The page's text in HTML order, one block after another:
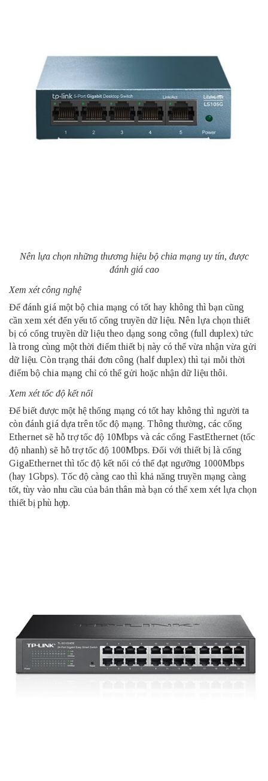
Nên lựa chọn những thương hiệu bộ chia mạng uy tín, được
đánh giá cao
Xem xét công nghệ
Để đánh giá một bộ chia mạng có tốt hay không thì bạn cũng
cần xem xét đến yếu tố cổng truyền dữ liệu. Nên lựa chọn thiết
bị có cổng truyền dữ liệu theo dạng song công (full duplex) tức
là trong cùng một thời điểm thiết bị này có thể vừa nhận vừa gửi
dữ liệu. Còn trạng thái đơn công (half duplex) thì tại mỗi thời
điểm bộ chia mạng chỉ có thể gửi hoặc nhận dữ liệu thôi.
Xem xét tốc độ kết nối
Để biết được một hệ thống mạng có tốt hay không thì người ta
còn đánh giá dựa trên tốc độ mạng. Thông thường, các cổng
Ethernet sẽ hỗ trợ tốc độ 10Mbps và các cổng FastEthernet (tốc
độ nhanh) sẽ hỗ trợ tốc độ 100Mbps. Đối với thiết bị là cổng
GigaEthernet thì tốc độ kết nối có thể đạt ngưỡng 1000Mbps
(hay 1Gbps). Tốc độ càng cao thì khả năng truyền mạng càng
tốt, tùy vào nhu cầu của bản thân mà bạn có thể xem xét lựa chọn
thiết bị phù hợp.